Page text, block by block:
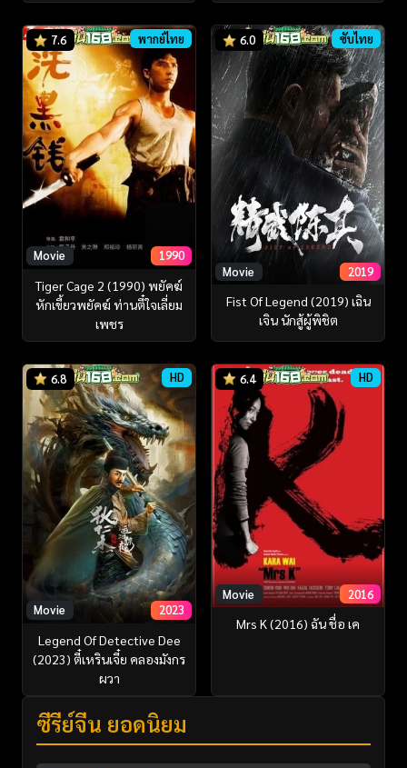
7.6 พากย์ไทย
Movie 1990
Tiger Cage 2 (1990) พยัคฆ์
หักเขี้ยวพยัคฆ์ ท่านตี๋ใจเลี่ยม
เพชร
6.0 ซับไทย
Movie 2019
Fist Of Legend (2019) เฉิน
เจิน นักสู้ผู้พิชิต
6.8 HD
Movie 2023
Legend Of Detective Dee
(2023) ตี๋เหรินเจี๋ย คลองมังกร
ผวา
6.4 HD
Movie 2016
Mrs K (2016) ฉัน ชื่อ เค
ซีรี่ย์จีน ยอดนิยม